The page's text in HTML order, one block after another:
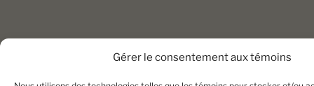
Gérer le consentement aux témoins